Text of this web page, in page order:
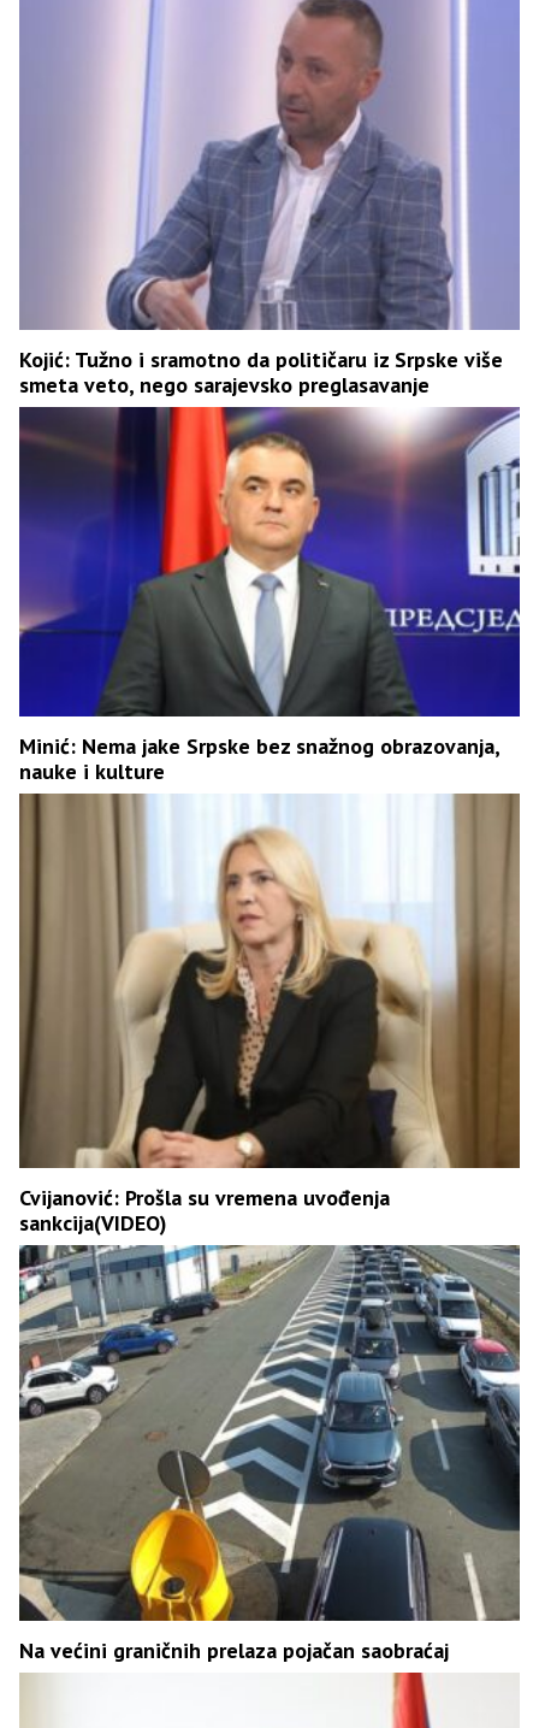
Kojić: Tužno i sramotno da političaru iz Srpske više
smeta veto, nego sarajevsko preglasavanje
Minić: Nema jake Srpske bez snažnog obrazovanja,
nauke i kulture
Cvijanović: Prošla su vremena uvođenja
sankcija(VIDEO)
Na većini graničnih prelaza pojačan saobraćaj